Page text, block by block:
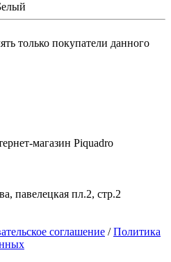
только покупатели данного
магазин Piquadro
павелецкая пл.2, стр.2
соглашение /Политика